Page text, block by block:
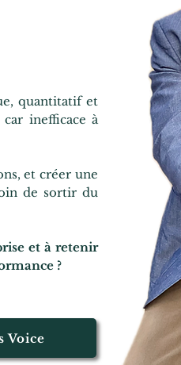
quantitatif et
inefficace à
et créer une
de sortir du
et à retenir
?
Voice